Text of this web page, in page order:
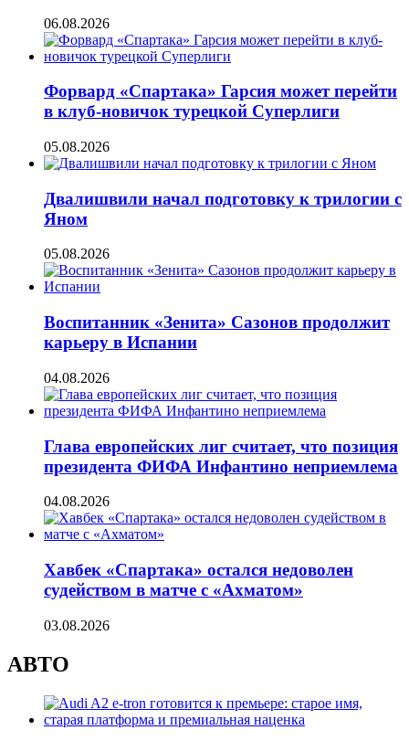
06.08.2026
Форвард «Спартака» Гарсия может перейти
в клуб-новичок турецкой Суперлиги
05.08.2026
Двалишвили начал подготовку к трилогии с
Яном
05.08.2026
Воспитанник «Зенита» Сазонов продолжит
карьеру в Испании
04.08.2026
Глава европейских лиг считает, что позиция
президента ФИФА Инфантино неприемлема
04.08.2026
Хавбек «Спартака» остался недоволен
судейством в матче с «Ахматом»
03.08.2026
АВТО